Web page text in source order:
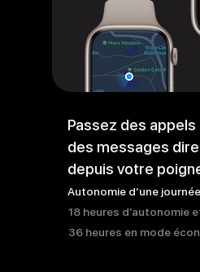
Passez des
des messages
depuis votre
Autonomie d’une journée.
18 heures d’autonomie
36 heures en mode